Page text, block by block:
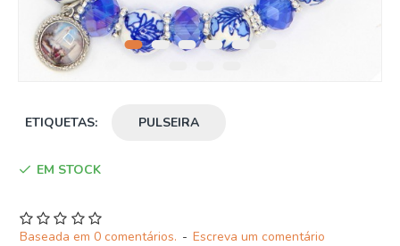
ETIQUETAS: PULSEIRA
EM STOCK
Baseada em 0 comentários. - Escreva um comentário